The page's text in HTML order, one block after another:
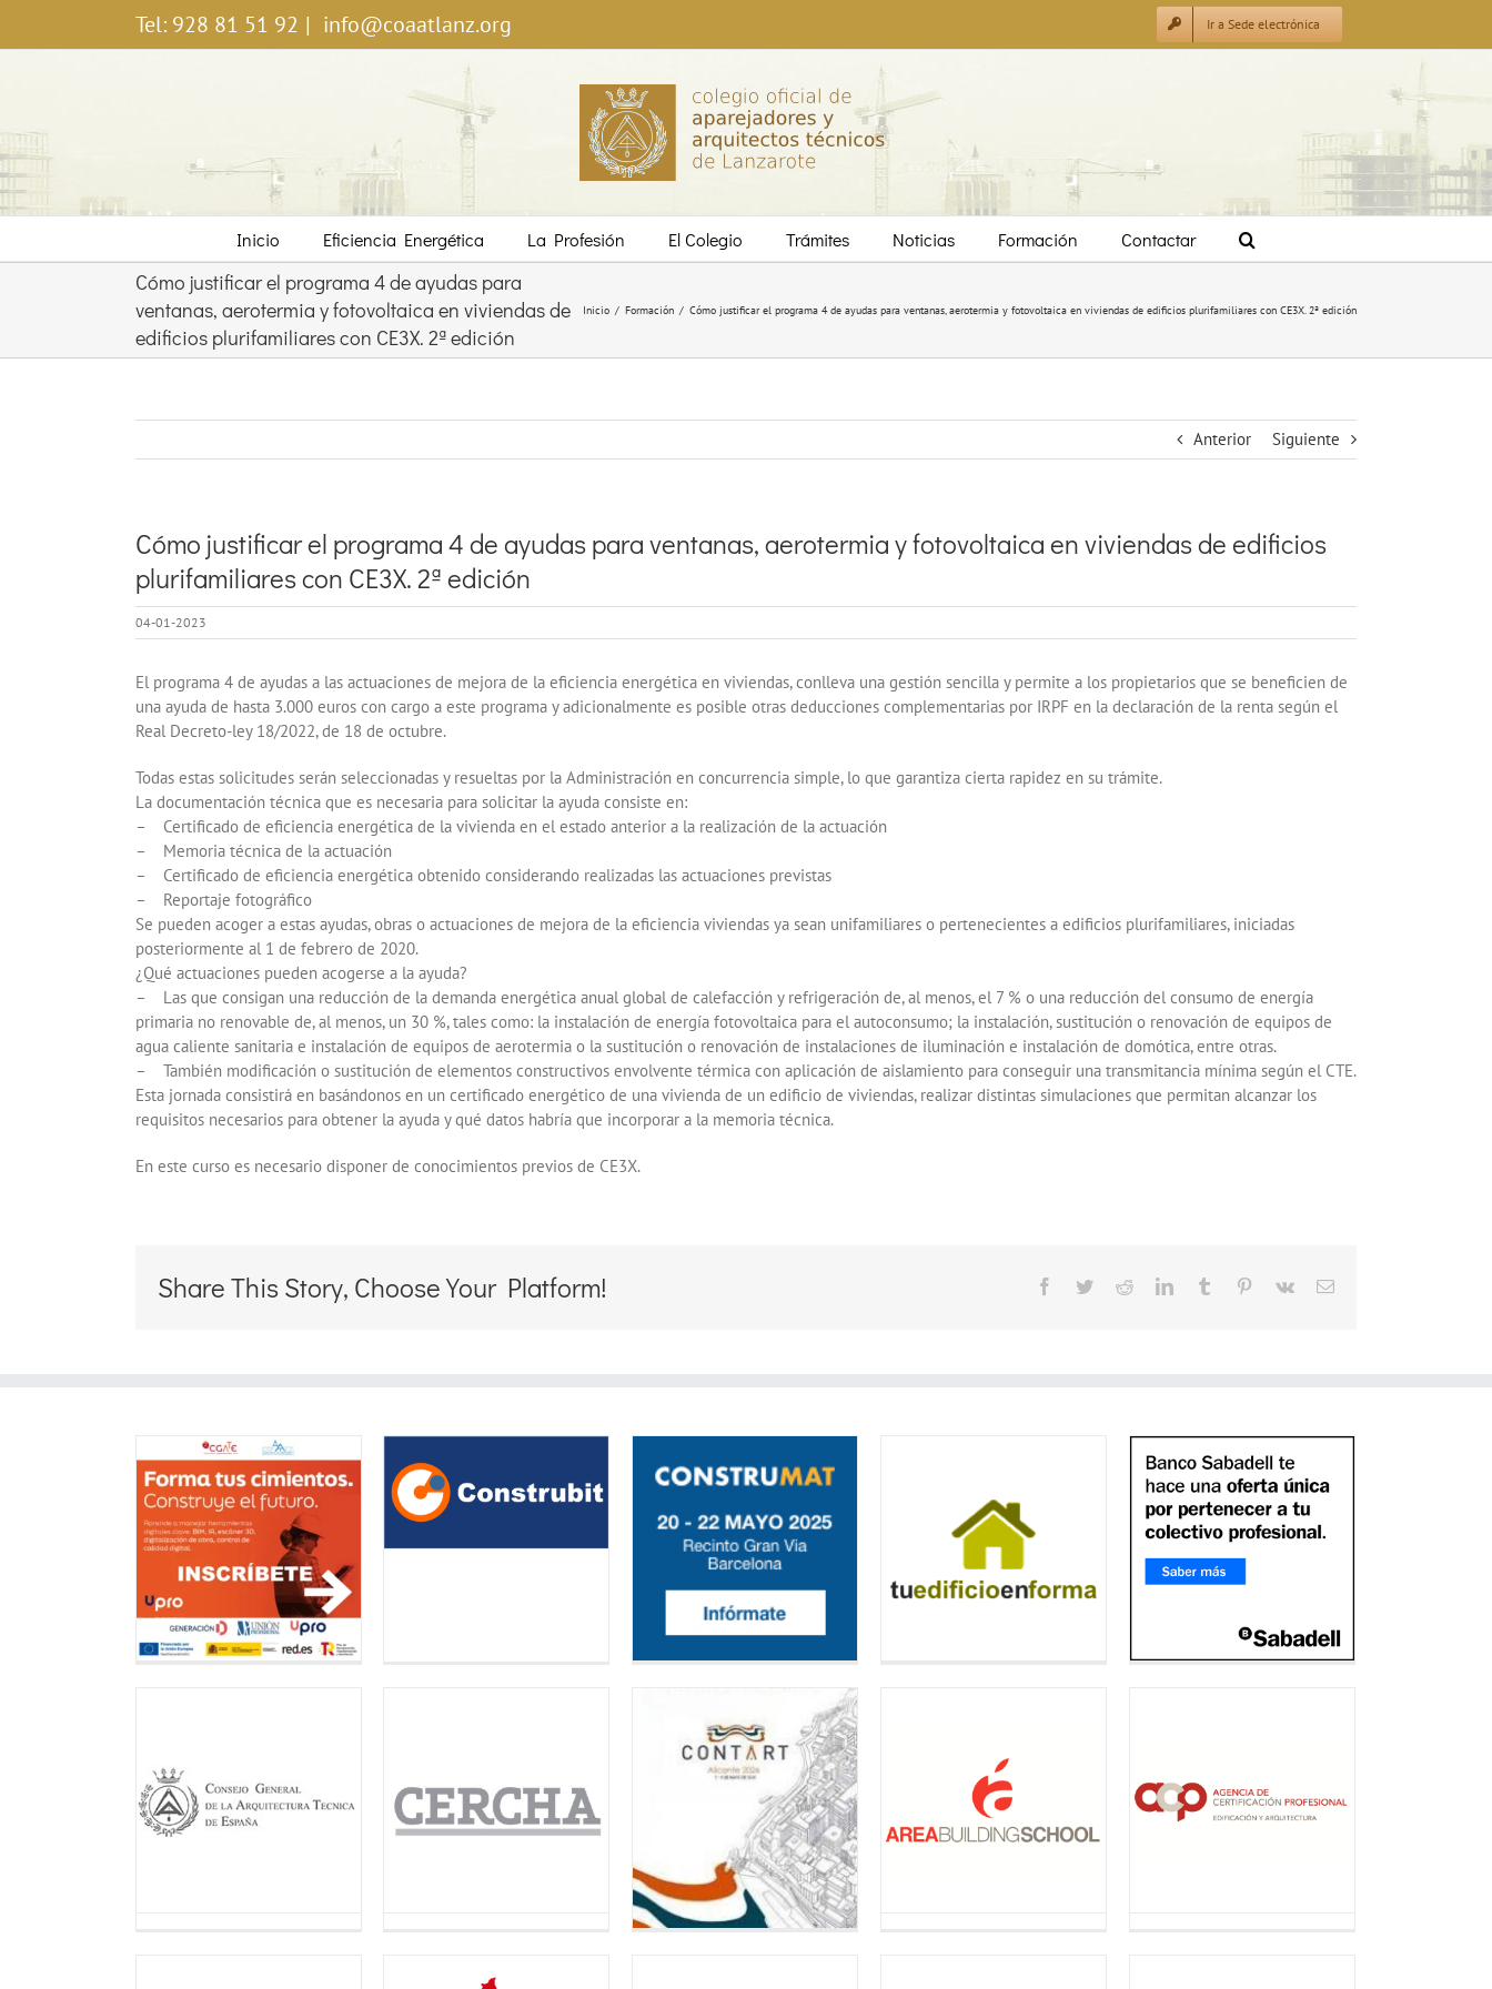
Tel: 928 81 51 92 | info@coaatlanz.org Ir a Sede electrónica
Inicio Eficiencia Energética La Profesión El Colegio Trámites Noticias Formación Contactar
Cómo justificar el programa 4 de ayudas para
ventanas, aerotermia y fotovoltaica en viviendas de
edificios plurifamiliares con CE3X. 2ª edición
Inicio / Formación / Cómo justificar el programa 4 de ayudas para ventanas, aerotermia y fotovoltaica en viviendas de edificios plurifamiliares con CE3X. 2ª edición
Anterior Siguiente
Cómo justificar el programa 4 de ayudas para ventanas, aerotermia y fotovoltaica en viviendas de edificios
plurifamiliares con CE3X. 2ª edición
04-01-2023
El programa 4 de ayudas a las actuaciones de mejora de la eficiencia energética en viviendas, conlleva una gestión sencilla y permite a los propietarios que se beneficien de
una ayuda de hasta 3.000 euros con cargo a este programa y adicionalmente es posible otras deducciones complementarias por IRPF en la declaración de la renta según el
Real Decreto-ley 18/2022, de 18 de octubre.
Todas estas solicitudes serán seleccionadas y resueltas por la Administración en concurrencia simple, lo que garantiza cierta rapidez en su trámite.
La documentación técnica que es necesaria para solicitar la ayuda consiste en:
– Certificado de eficiencia energética de la vivienda en el estado anterior a la realización de la actuación
– Memoria técnica de la actuación
– Certificado de eficiencia energética obtenido considerando realizadas las actuaciones previstas
– Reportaje fotográfico
Se pueden acoger a estas ayudas, obras o actuaciones de mejora de la eficiencia viviendas ya sean unifamiliares o pertenecientes a edificios plurifamiliares, iniciadas
posteriormente al 1 de febrero de 2020.
¿Qué actuaciones pueden acogerse a la ayuda?
– Las que consigan una reducción de la demanda energética anual global de calefacción y refrigeración de, al menos, el 7 % o una reducción del consumo de energía
primaria no renovable de, al menos, un 30 %, tales como: la instalación de energía fotovoltaica para el autoconsumo; la instalación, sustitución o renovación de equipos de
agua caliente sanitaria e instalación de equipos de aerotermia o la sustitución o renovación de instalaciones de iluminación e instalación de domótica, entre otras.
– También modificación o sustitución de elementos constructivos envolvente térmica con aplicación de aislamiento para conseguir una transmitancia mínima según el CTE.
Esta jornada consistirá en basándonos en un certificado energético de una vivienda de un edificio de viviendas, realizar distintas simulaciones que permitan alcanzar los
requisitos necesarios para obtener la ayuda y qué datos habría que incorporar a la memoria técnica.
En este curso es necesario disponer de conocimientos previos de CE3X.
Share This Story, Choose Your Platform! Facebook
TwitterRedditLinkedInTumblr Pinterest
Vk
Correo